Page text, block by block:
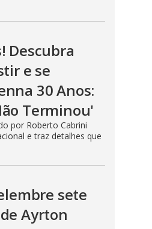
Descubra
e se
30 Anos:
Terminou'
por Roberto Cabrini
e traz detalhes que
sete
Ayrton